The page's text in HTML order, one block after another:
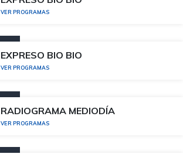
VER PROGRAMAS
EXPRESO BIO BIO
VER PROGRAMAS
RADIOGRAMA MEDIODÍA
VER PROGRAMAS